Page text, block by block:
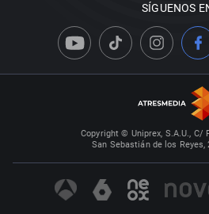
SÍGUENOS
Copyright © Uniprex, S.A.U., C/
San Sebastián de los Reyes,